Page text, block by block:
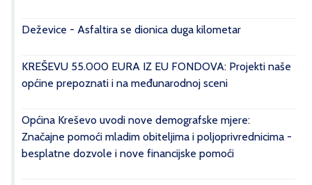
Deževice - Asfaltira se dionica duga kilometar
KREŠEVU 55.000 EURA IZ EU FONDOVA: Projekti naše
općine prepoznati i na međunarodnoj sceni
Općina Kreševo uvodi nove demografske mjere:
Značajne pomoći mladim obiteljima i poljoprivrednicima -
besplatne dozvole i nove financijske pomoći